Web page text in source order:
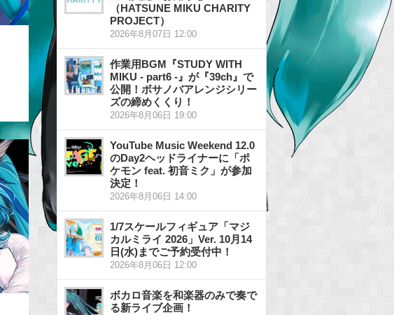
（HATSUNE MIKU CHARITY
PROJECT）
2026年8月07日 12:00
作業用BGM『STUDY WITH
MIKU - part6 -』が『39ch』で
公開！ボサノバアレンジシリー
ズの締めくくり！
2026年8月06日 19:00
YouTube Music Weekend 12.0
のDay2ヘッドライナーに「ポ
ケモン feat. 初音ミク」が参加
決定！
2026年8月06日 14:00
1/7スケールフィギュア「マジ
カルミライ 2026」Ver. 10月14
日(水)までご予約受付中！
2026年8月06日 12:00
ボカロ音楽を和楽器のみで奏で
る新ライブ企画！